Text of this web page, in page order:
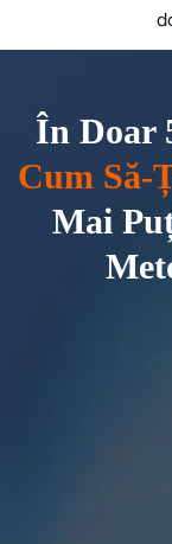
În Doar
Cum Să-
Mai